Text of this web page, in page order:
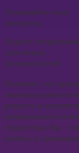
Развивайте свои
интересы
Будьте открытыми
для новых
возможностей
Помните, что
радость и
уникальным и
гордостью. Вы —
ценить и